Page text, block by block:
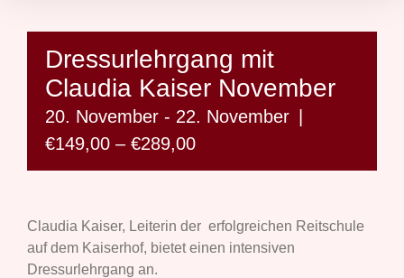
Dressurlehrgang mit
Claudia Kaiser November
20. November - 22. November
€149,00 – €289,00
Claudia Kaiser, Leiterin der erfolgreichen Reitschule
auf dem Kaiserhof, bietet einen intensiven
Dressurlehrgang an.